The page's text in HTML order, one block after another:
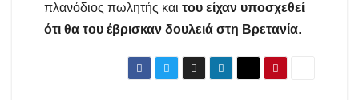
πλανόδιος πωλητής και του είχαν υποσχεθεί
ότι θα του έβρισκαν δουλειά στη Βρετανία.